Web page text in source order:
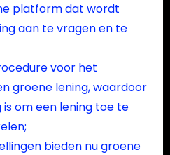
platform dat wordt
aan te vragen en te
voor het
groene lening, waardoor
om een lening toe te
bieden nu groene